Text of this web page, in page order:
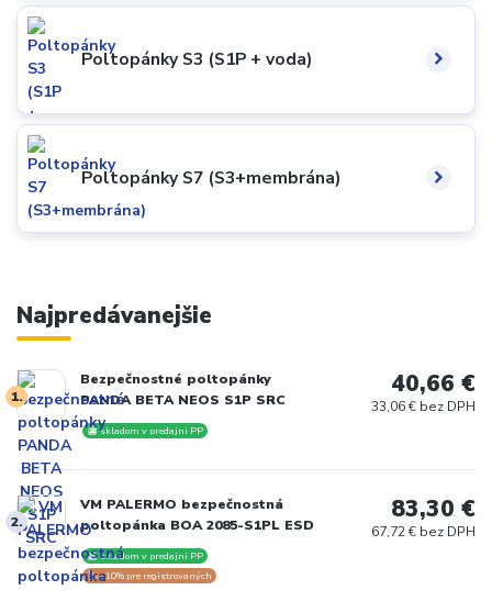
Poltopánky S3 (S1P + voda)
Poltopánky S7 (S3+membrána)
Najpredávanejšie
1.
Bezpečnostné poltopánky
PANDA BETA NEOS S1P SRC
🏬 skladom v predajni PP
40,66 €
33,06 € bez DPH
2.
VM PALERMO bezpečnostná
poltopánka BOA 2085-S1PL ESD
🏬 skladom v predajni PP
🏷️ -10% pre registrovaných
83,30 €
67,72 € bez DPH